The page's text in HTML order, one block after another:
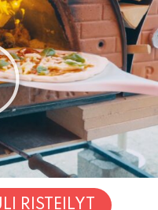
RISTEILYT